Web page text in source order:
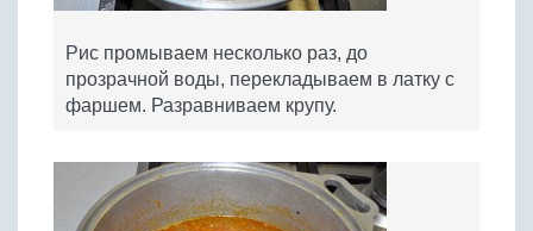
Рис промываем несколько раз, до
прозрачной воды, перекладываем в латку с
фаршем. Разравниваем крупу.